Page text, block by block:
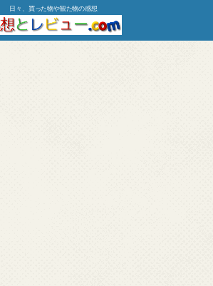
日々、買った物や観た物の感想